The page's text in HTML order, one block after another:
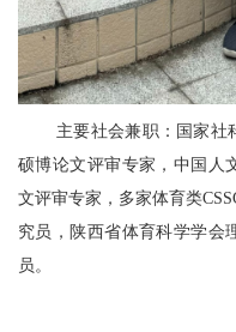
主要社会兼职：国家社
硕博论文评审专家，中国人
文评审专家，多家体育类
究员，陕西省体育科学学会
员。